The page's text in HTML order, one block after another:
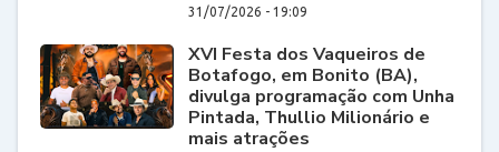
31/07/2026 - 19:09
XVI Festa dos Vaqueiros de
Botafogo, em Bonito (BA),
divulga programação com Unha
Pintada, Thullio Milionário e
mais atrações